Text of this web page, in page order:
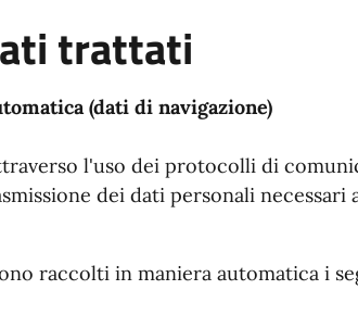
trattati
(dati di navigazione)
l'uso dei protocolli di
dei dati personali necessari
raccolti in maniera automatica i